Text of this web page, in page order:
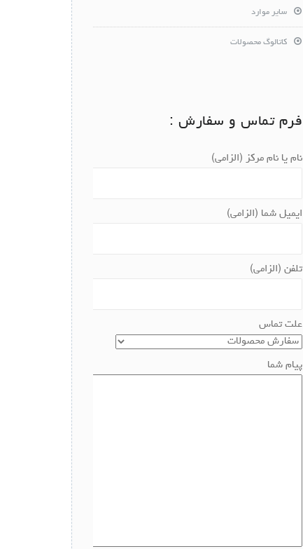
سایر موارد
کاتالوگ محصولات
فرم تماس و سفارش :
نام یا نام مرکز (الزامی)
ایمیل شما (الزامی)
تلفن (الزامی)
علت تماس
پیام شما